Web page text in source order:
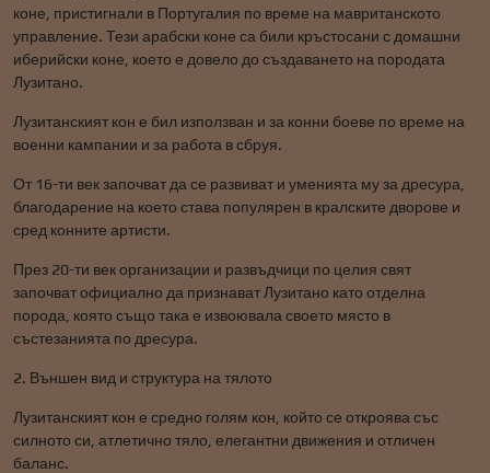
коне, пристигнали в Португалия по време на мавританското
управление. Тези арабски коне са били кръстосани с домашни
иберийски коне, което е довело до създаването на породата
Лузитано.
Лузитанският кон е бил използван и за конни боеве по време на
военни кампании и за работа в сбруя.
От 16-ти век започват да се развиват и уменията му за дресура,
благодарение на което става популярен в кралските дворове и
сред конните артисти.
През 20-ти век организации и развъдчици по целия свят
започват официално да признават Лузитано като отделна
порода, която също така е извоювала своето място в
състезанията по дресура.
2. Външен вид и структура на тялото
Лузитанският кон е средно голям кон, който се откроява със
силното си, атлетично тяло, елегантни движения и отличен
баланс.